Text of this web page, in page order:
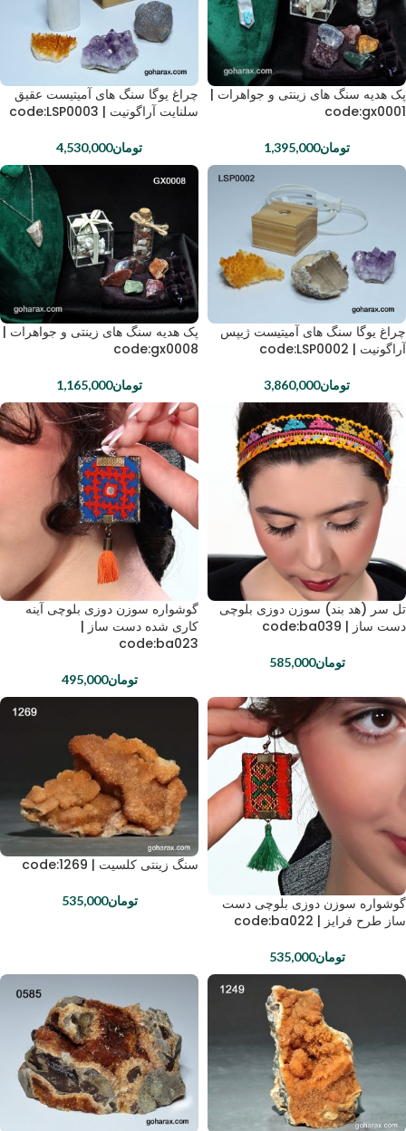
پک هدیه سنگ های زینتی و جواهرات |
code:gx0001
تومان1,395,000
چراغ یوگا سنگ های آمیتیست عقیق
سلنایت آراگونیت | code:LSP0003
تومان4,530,000
چراغ یوگا سنگ های آمیتیست ژیپس
آراگونیت | code:LSP0002
تومان3,860,000
پک هدیه سنگ های زینتی و جواهرات |
code:gx0008
تومان1,165,000
تل سر (هد بند) سوزن دوزی بلوچی
دست ساز | code:ba039
تومان585,000
گوشواره سوزن دوزی بلوچی آینه
کاری شده دست ساز |
code:ba023
تومان495,000
گوشواره سوزن دوزی بلوچی دست
ساز طرح فرایز | code:ba022
تومان535,000
سنگ زینتی کلسیت | code:1269
تومان535,000